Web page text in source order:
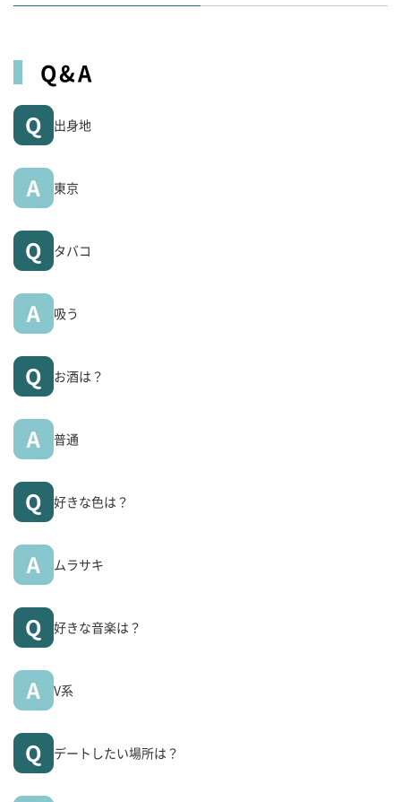
Q&A
出身地
東京
タバコ
吸う
お酒は？
普通
好きな色は？
ムラサキ
好きな音楽は？
V系
デートしたい場所は？